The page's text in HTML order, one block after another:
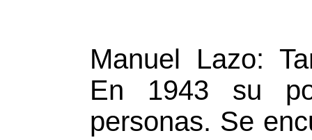
Manuel Lazo:
En 1943 su
personas. Se